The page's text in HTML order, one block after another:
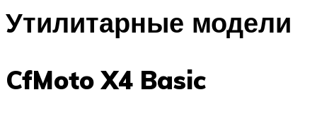
Утилитарные модели
CfMoto X4 Basic